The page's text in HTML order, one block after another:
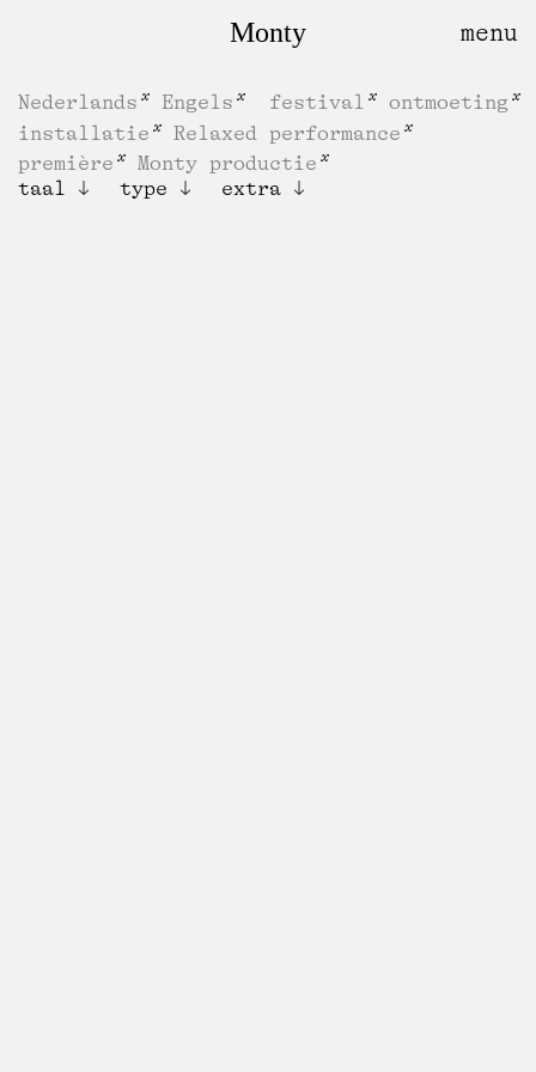
Monty
Nederlands Engels festival
ontmoeting
installatie
Relaxed performance
première
Monty productie
taal
type extra